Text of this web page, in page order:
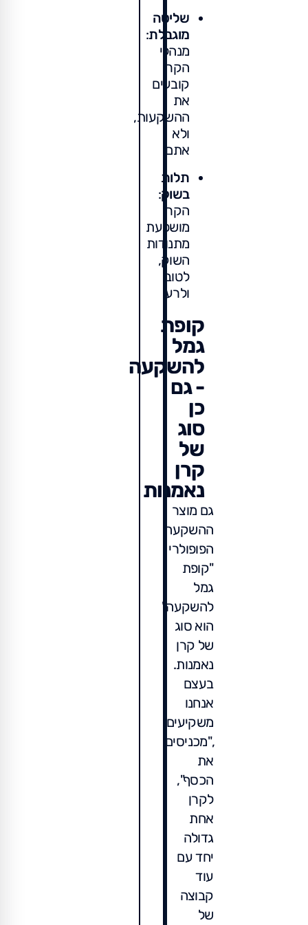
שליטה
מוגבלת:
מנהלי
הקרן
קובעים
את
ההשקעות,
ולא
אתם.
תלות
בשוק:
הקרן
מושפעת
מתנודות
השוק,
לטוב
ולרע.
קופת
גמל
להשקעה
- גם
כן
סוג
של
קרן
נאמנות
גם מוצר
ההשקעה
הפופולרי
"קופת
גמל
להשקעה"
הוא סוג
של קרן
נאמנות.
בעצם
אנחנו
משקיעים,
,"מכניסים
את
הכסף",
לקרן
אחת
גדולה
יחד עם
עוד
קבוצה
של